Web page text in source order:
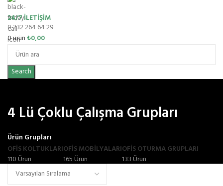
24/7 İLETİŞİM
0 232 264 64 29
0ürün₺0,00
Search
4 Lü Çoklu Çalışma Grupları
Ürün Grupları
OFIS KOLTUKLARI
110 Ürün
OFİS MOBİLYALARI
165 Ürün
OFIS OTURMA GRUPLARI
133 Ürün